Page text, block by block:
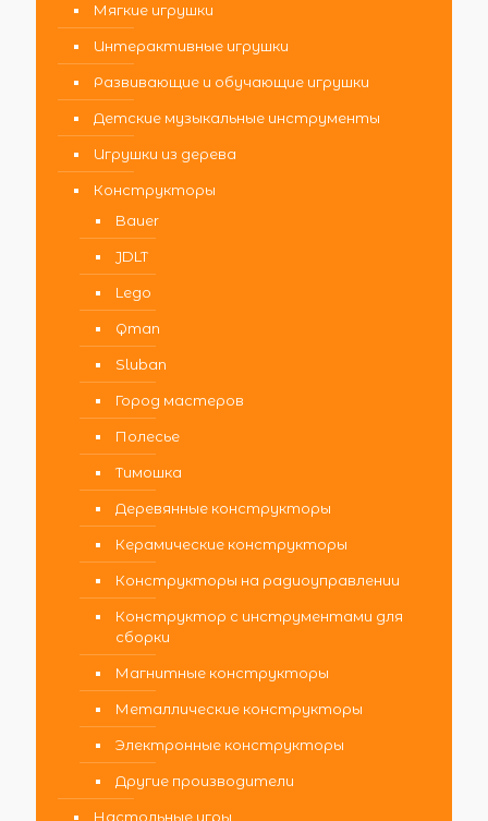
Мягкие игрушки
Интерактивные игрушки
Развивающие и обучающие игрушки
Детские музыкальные инструменты
Игрушки из дерева
Конструкторы
Bauer
JDLT
Lego
Qman
Sluban
Город мастеров
Полесье
Тимошка
Деревянные конструкторы
Керамические конструкторы
Конструкторы на радиоуправлении
Конструктор с инструментами для
сборки
Магнитные конструкторы
Металлические конструкторы
Электронные конструкторы
Другие производители
Настольные игры